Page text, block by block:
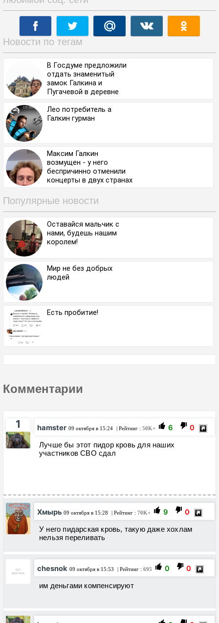
Новости по тегам
В Госдуме предложили
отдать знаменитый
замок Галкина и
Пугачевой в деревне
беженцев с Донбасса.
Лео потребитель а
Галкин гурман
Максим Галкин
возмущен - у него
беспричинно отменили
концерты в двух странах
Популярные новости
Оставайся мальчик с
нами, будешь нашим
королем!
Мир не без добрых
людей
Есть пробитие!
Комментарии
1 hamster 09 октября в 15:24 | Рейтинг : 50K+ 6 0
Лучше бы этот пидор кровь для наших
участников СВО сдал
Хмырь 09 октября в 15:28 | Рейтинг : 70K+ 9 0
У него пидарская кровь, такую даже хохлам
нельзя переливать
chesnok 09 октября в 15:53 | Рейтинг : 695 0 0
им деньгами компенсируют